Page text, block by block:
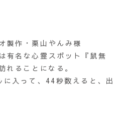
製作・栗山やんみ様
有名な心霊スポット『鼠無
ることになる。
に入って、44秒数えると、出